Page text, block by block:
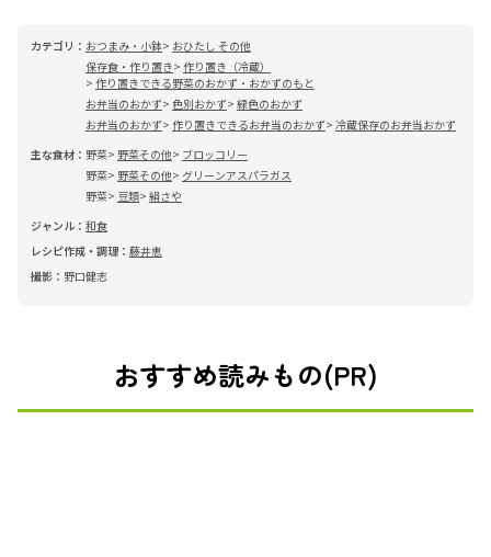
カテゴリ： おつまみ・小鉢
おひたし その他
保存食・作り置き
作り置き（冷蔵）
作り置きできる野菜のおかず・おかずのもと
お弁当のおかず 色別おかず 緑色のおかず
お弁当のおかず 作り置きできるお弁当のおかず 冷蔵保存のお弁当おかず
主な食材： 野菜 野菜その他
ブロッコリー
野菜
野菜その他
グリーンアスパラガス
野菜
豆類 絹さや
ジャンル： 和食
レシピ作成・調理： 藤井恵
撮影： 野口健志
おすすめ読みもの(PR)